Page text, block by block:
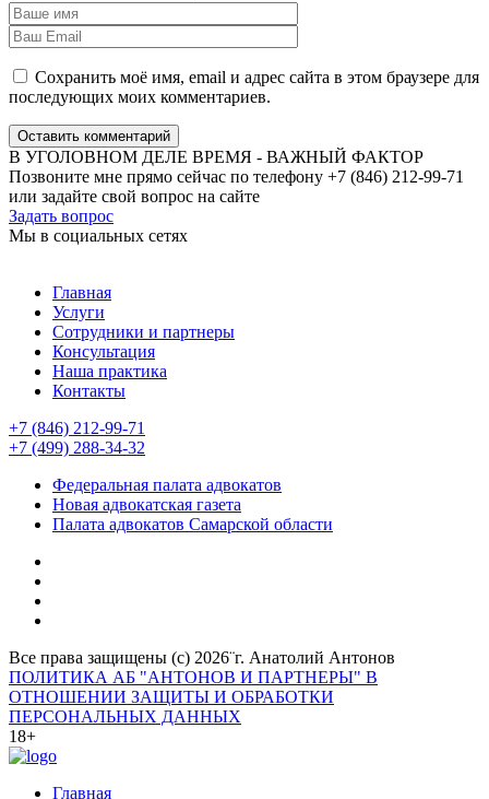
Сохранить моё имя, email и адрес сайта в этом браузере для
последующих моих комментариев.
Оставить комментарий
В УГОЛОВНОМ ДЕЛЕ ВРЕМЯ - ВАЖНЫЙ ФАКТОР
Позвоните мне прямо сейчас по телефону +7 (846) 212-99-71
или задайте свой вопрос на сайте
Задать вопрос
Мы в социальных сетях
Главная
Услуги
Сотрудники и партнеры
Консультация
Наша практика
Контакты
+7 (846) 212-99-71
+7 (499) 288-34-32
Федеральная палата адвокатов
Новая адвокатская газета
Палата адвокатов Самарской области
Все права защищены (с) 2026¨г. Анатолий Антонов
ПОЛИТИКА АБ "АНТОНОВ И ПАРТНЕРЫ" В
ОТНОШЕНИИ ЗАЩИТЫ И ОБРАБОТКИ
ПЕРСОНАЛЬНЫХ ДАННЫХ
18+
Главная